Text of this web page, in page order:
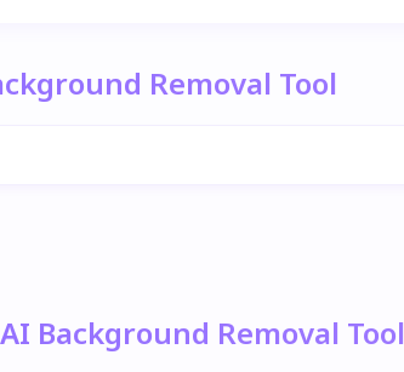
Removal Tool
Background Removal Tool